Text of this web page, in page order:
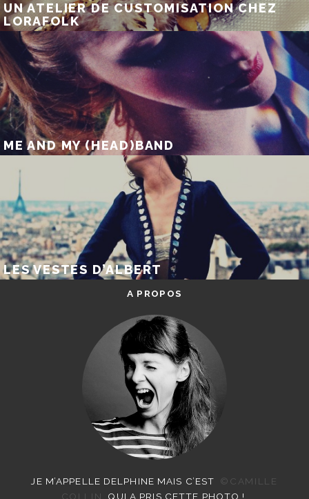
UN ATELIER DE CUSTOMISATION CHEZ
LORAFOLK
ME AND MY (HEAD)BAND
LES VESTES D’ALBERT
A PROPOS
JE M’APPELLE DELPHINE MAIS C’EST
©CAMILLE
COLLIN
QUI A PRIS CETTE PHOTO !